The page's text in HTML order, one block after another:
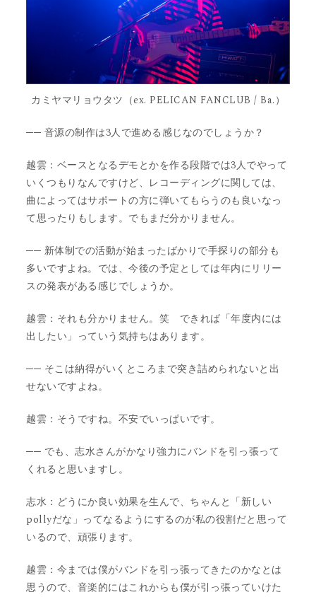
カミヤマリョウタツ（ex. PELICAN FANCLUB / Ba.）
── 音源の制作は3人で進める感じなのでしょうか？
越雲：ベースとなるデモとかを作る段階では3人でやって
いくつもりなんですけど、レコーディングに関しては、
曲によってはサポートの方に弾いてもらうのも良いなっ
て思ったりもします。でもまだ分かりません。
── 新体制での活動が始まったばかりで手探りの部分も
多いですよね。では、今後の予定としては年内にリリー
スの発表がある感じでしょうか。
越雲：それも分かりません。笑 できれば「年度内には
出したい」っていう気持ちはあります。
── そこは納得がいくところまで突き詰められないと出
せないですよね。
越雲：そうですね。不安でいっぱいです。
── でも、志水さんがかなり強力にバンドを引っ張って
くれると思いますし。
志水：どうにか良い効果を生んで、ちゃんと「新しい
pollyだな」ってなるようにするのが私の役割だと思って
いるので、頑張ります。
越雲：今までは僕がバンドを引っ張ってきたのかなとは
思うので、音楽的にはこれからも僕が引っ張っていけた